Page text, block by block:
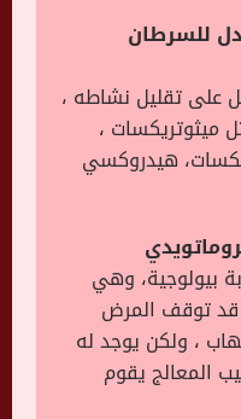
للسرطان
على تقليل نشاطه ،
ميثوتريكسات ،
هيدروكسي
بيولوجية، وهي
قد توقف المرض
، ولكن يوجد له
المعالج يقوم